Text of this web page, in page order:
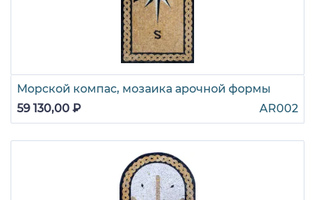
Морской компас, мозаика арочной формы
59 130,00 ₽
AR002